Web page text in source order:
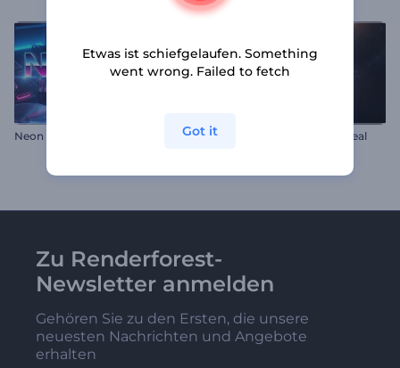
Neon FM Studio Intro Blitzendes Feuer Logo-Reveal
Zu Renderforest-
Newsletter anmelden
Gehören Sie zu den Ersten, die unsere
neuesten Nachrichten und Angebote
erhalten
Etwas ist schiefgelaufen. Something
went wrong. Failed to fetch
Got it